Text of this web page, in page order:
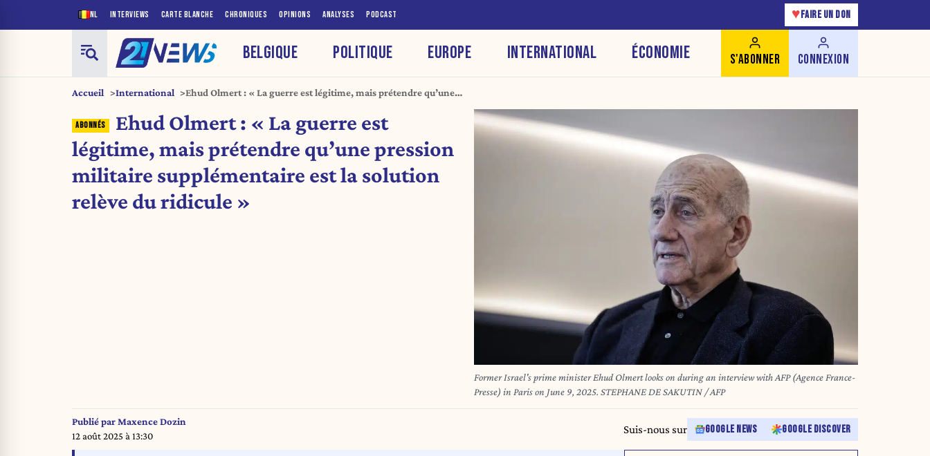
NL INTERVIEWS CARTE BLANCHE CHRONIQUES OPINIONS ANALYSES PODCAST ♥ FAIRE UN DON
BELGIQUE POLITIQUE EUROPE INTERNATIONAL ÉCONOMIE S'ABONNER CONNEXION
Accueil International
Ehud Olmert : « La guerre est légitime, mais prétendre qu’une
ridicule »
Ehud Olmert : « La guerre est
légitime, mais prétendre qu’une pression
militaire supplémentaire est la solution
relève du ridicule »
Former Israel's prime minister Ehud Olmert looks on during an interview with AFP (Agence France-
Presse) in Paris on June 9, 2025. STEPHANE DE SAKUTIN / AFP
Publié parMaxence Dozin
12 août 2025 à 13:30
Suis-nous sur GOOGLE NEWS GOOGLE DISCOVER